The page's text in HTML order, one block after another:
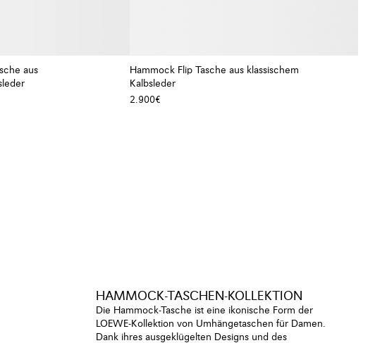
aus
Hammock Flip Tasche aus klassischem
Kalbsleder
2.900€
HAMMOCK-TASCHEN-KOLLEKTION
Die Hammock-Tasche ist eine ikonische Form der
LOEWE-Kollektion von Umhängetaschen für Damen.
Dank ihres ausgeklügelten Designs und des